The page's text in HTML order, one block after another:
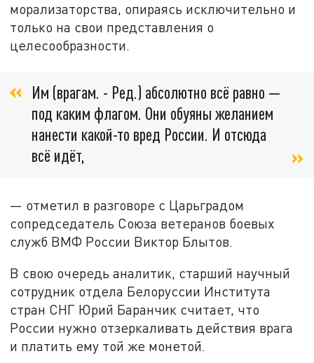
морализаторства, опираясь исключительно и
только на свои представления о
целесообразности.
Им (врагам. - Ред.) абсолютно всё равно —
под каким флагом. Они обуяны желанием
нанести какой-то вред России. И отсюда
всё идёт,
— отметил в разговоре с Царьградом
сопредседатель Союза ветеранов боевых
служб ВМФ России Виктор Блытов.
В свою очередь аналитик, старший научный
сотрудник отдела Белоруссии Института
стран СНГ Юрий Баранчик считает, что
России нужно отзеркаливать действия врага
и платить ему той же монетой.